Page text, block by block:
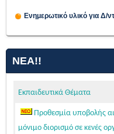
Ενημερωτικό υλικό
ΝΈΑ!!
Εκπαιδευτικά Θέματα
Προθεσμία υποβολής
μόνιμο διορισμό σε κενές